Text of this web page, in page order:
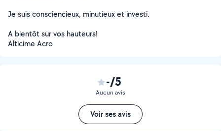
Je suis consciencieux, minutieux et investi.
A bientôt sur vos hauteurs!
Alticime Acro
-/5
Aucun avis
Voir ses avis